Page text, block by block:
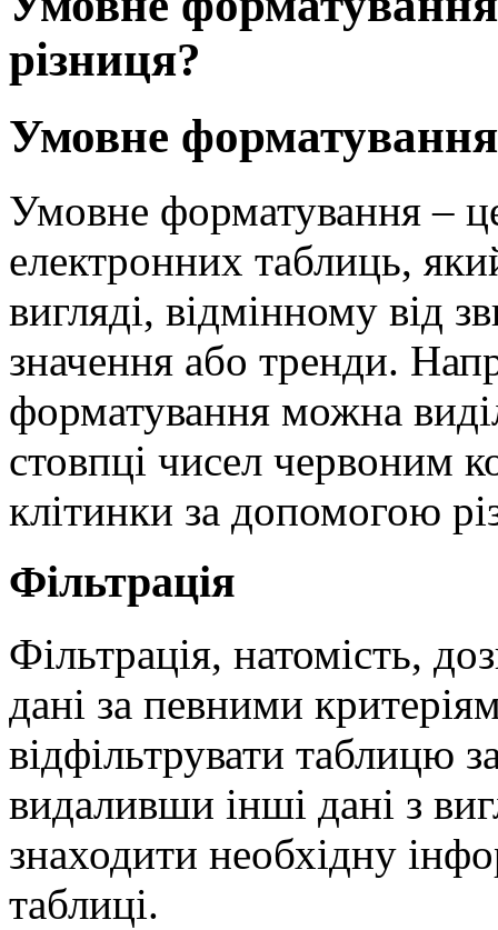
різниця?
Умовне форматування
Умовне форматування –
електронних таблиць,
вигляді, відмінному від
значення або тренди.
форматування можна
стовпці чисел червоним
клітинки за допомогою
Фільтрація
Фільтрація, натомість,
дані за певними
відфільтрувати таблицю
видаливши інші дані з
знаходити необхідну
таблиці.